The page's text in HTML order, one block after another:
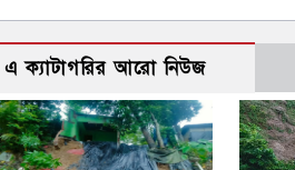
এ ক্যাটাগরির আরো নিউজ